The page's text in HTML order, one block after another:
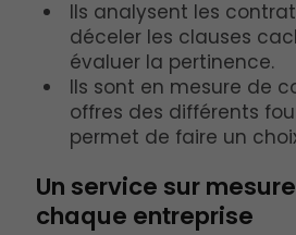
Ils analysent les
déceler les clauses
évaluer la pertinence.
Ils sont en mesure de
offres des différents
permet de faire un
Un service sur
chaque entreprise